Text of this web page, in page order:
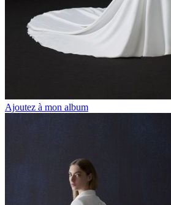
Ajoutez à mon album